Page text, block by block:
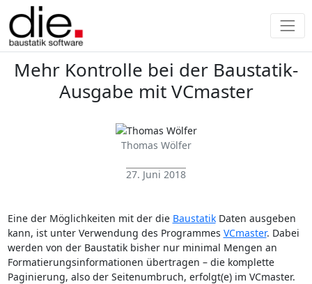
Mehr Kontrolle bei der Baustatik-
Ausgabe mit VCmaster
Thomas Wölfer
27. Juni 2018
Eine der Möglichkeiten mit der die BaustatikDaten ausgeben
kann, ist unter Verwendung des Programmes VCmaster. Dabei
werden von der Baustatik bisher nur minimal Mengen an
Formatierungsinformationen übertragen – die komplette
Paginierung, also der Seitenumbruch, erfolgt(e) im VCmaster.